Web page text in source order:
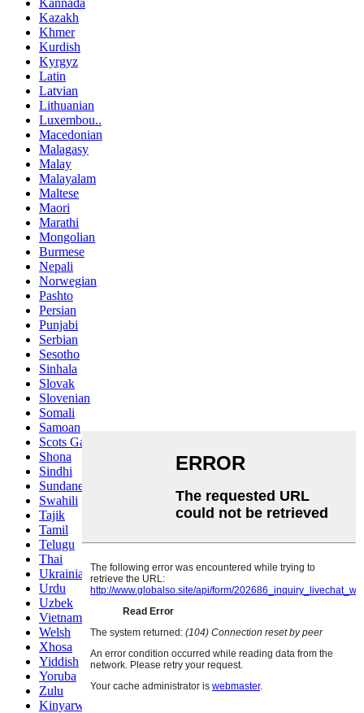
Kannada
Kazakh
Khmer
Kurdish
Kyrgyz
Latin
Latvian
Lithuanian
Luxembou..
Macedonian
Malagasy
Malay
Malayalam
Maltese
Maori
Marathi
Mongolian
Burmese
Nepali
Norwegian
Pashto
Persian
Punjabi
Serbian
Sesotho
Sinhala
Slovak
Slovenian
Somali
Samoan
Scots Gaelic
Shona
Sindhi
Sundanese
Swahili
Tajik
Tamil
Telugu
Thai
Ukrainian
Urdu
Uzbek
Vietnamese
Welsh
Xhosa
Yiddish
Yoruba
Zulu
Kinyarwanda